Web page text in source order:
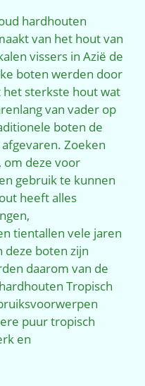
hardhouten
van het hout van
vissers in Azië de
boten werden door
het sterkste hout wat
van vader op
boten de
Zoeken
om deze voor
gebruik te kunnen
heeft alles
tientallen vele jaren
deze boten zijn
daarom van de
Tropisch
puur tropisch
en